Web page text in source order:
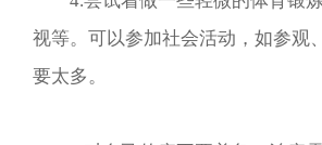
视等。可以参加社会活动，如参观
要太多。